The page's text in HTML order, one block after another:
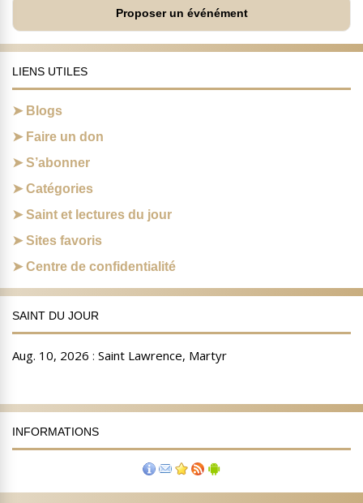
Proposer un événément
LIENS UTILES
Blogs
Faire un don
S’abonner
Catégories
Saint et lectures du jour
Sites favoris
Centre de confidentialité
SAINT DU JOUR
INFORMATIONS